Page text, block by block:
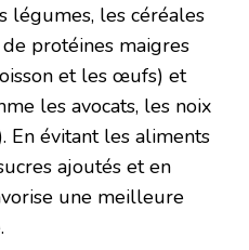
légumes, les céréales
protéines maigres
et les œufs) et
les avocats, les noix
En évitant les aliments
ajoutés et en
une meilleure